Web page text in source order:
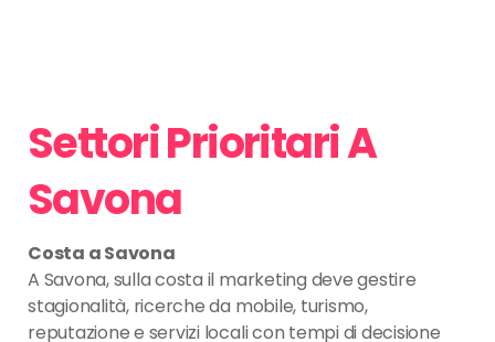
Settori Prioritari A
Savona
Costa a Savona
A Savona, sulla costa il marketing deve gestire
stagionalità, ricerche da mobile, turismo,
reputazione e servizi locali con tempi di decisione